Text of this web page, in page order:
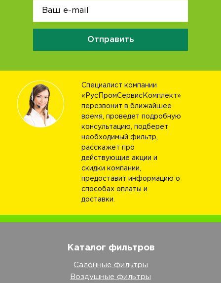
Отправить
Специалист компании
«РусПромСервисКомплект»
перезвонит в ближайшее
время, проведет подробную
консультацию, подберет
необходимый фильтр,
расскажет про
действующие акции и
скидки компании,
предоставит информацию о
способах оплаты и
доставки.
Каталог фильтров
Салонные фильтры
Воздушные фильтры